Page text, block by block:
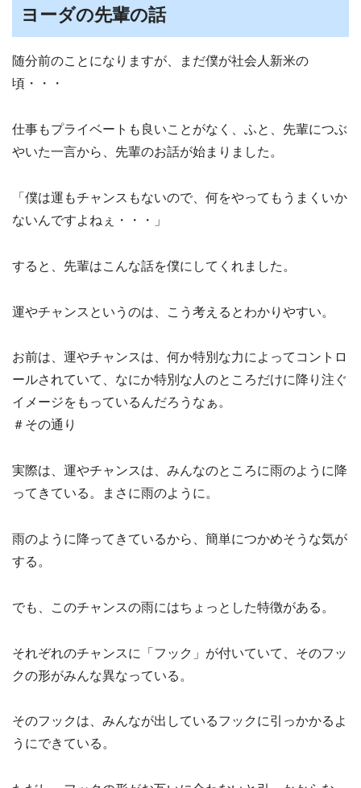
ヨーダの先輩の話
随分前のことになりますが、まだ僕が社会人新米の
頃・・・
仕事もプライベートも良いことがなく、ふと、先輩につぶ
やいた一言から、先輩のお話が始まりました。
「僕は運もチャンスもないので、何をやってもうまくいか
ないんですよねぇ・・・」
すると、先輩はこんな話を僕にしてくれました。
運やチャンスというのは、こう考えるとわかりやすい。
お前は、運やチャンスは、何か特別な力によってコントロ
ールされていて、なにか特別な人のところだけに降り注ぐ
イメージをもっているんだろうなぁ。
＃その通り
実際は、運やチャンスは、みんなのところに雨のように降
ってきている。まさに雨のように。
雨のように降ってきているから、簡単につかめそうな気が
する。
でも、このチャンスの雨にはちょっとした特徴がある。
それぞれのチャンスに「フック」が付いていて、そのフッ
クの形がみんな異なっている。
そのフックは、みんなが出しているフックに引っかかるよ
うにできている。